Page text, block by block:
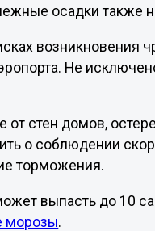
осадки также
возникновения
Не
стен домов,
о соблюдении
торможения.
выпасть до 10
морозы.